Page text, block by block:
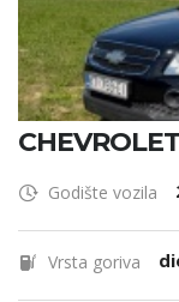
Godište vozila
Vrsta goriva